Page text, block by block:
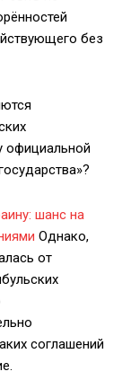
без
официальной
шанс на
Однако,
от
соглашений